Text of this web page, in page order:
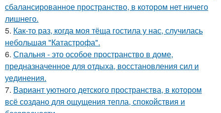
сбалансированное пространство, в котором нет ничего
лишнего.
5. Как-то раз, когда моя тёща гостила у нас, случилась
небольшая "Катастрофа".
6. Спальня - это особое пространство в доме,
предназначенное для отдыха, восстановления сил и
уединения.
7. Вариант уютного детского пространства, в котором
всё создано для ощущения тепла, спокойствия и